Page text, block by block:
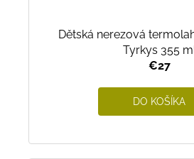
Dětská nerezová
Tyrkys 355
€27
DO KOŠÍKA